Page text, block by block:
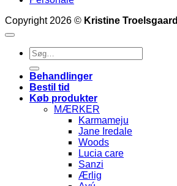
Copyright 2026 © Kristine Troelsgaard
Søg
efter:
Behandlinger
Bestil tid
Køb produkter
MÆRKER
Karmameju
Jane Iredale
Woods
Lucia care
Sanzi
Ærlig